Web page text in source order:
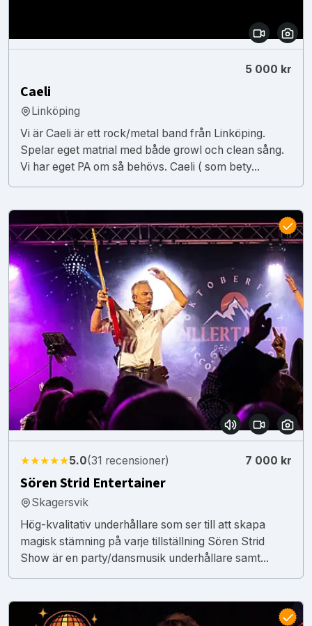
5 000 kr
Caeli
Linköping
Vi är Caeli är ett rock/metal band från Linköping.
Spelar eget matrial med både growl och clean sång.
Vi har eget PA om så behövs. Caeli ( som bety...
★★★★★5.0(31 recensioner) 7 000 kr
Sören Strid Entertainer
Skagersvik
Hög-kvalitativ underhållare som ser till att skapa
magisk stämning på varje tillställning Sören Strid
Show är en party/dansmusik underhållare samt...